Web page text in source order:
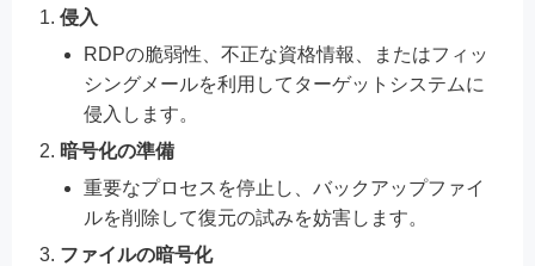
侵入
RDPの脆弱性、不正な資格情報、またはフィッ
シングメールを利用してターゲットシステムに
侵入します。
暗号化の準備
重要なプロセスを停止し、バックアップファイ
ルを削除して復元の試みを妨害します。
ファイルの暗号化